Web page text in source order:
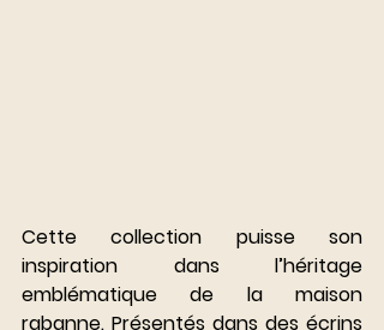
Cette collection puisse son
inspiration dans l’héritage
emblématique de la maison
rabanne. Présentés dans des écrins